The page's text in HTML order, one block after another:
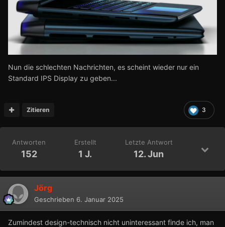
Nun die schlechten Nachrichten, es scheint wieder nur ein
Standard IPS Display zu geben...
3
Zitieren
Antworten
152
Erstellt
1 J.
Letzte Antwort
12. Jun
Jörg
Geschrieben 6. Januar 2025
Zumindest design-technisch nicht uninteressant finde ich, man